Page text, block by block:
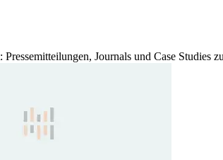
Journals und Case Studies